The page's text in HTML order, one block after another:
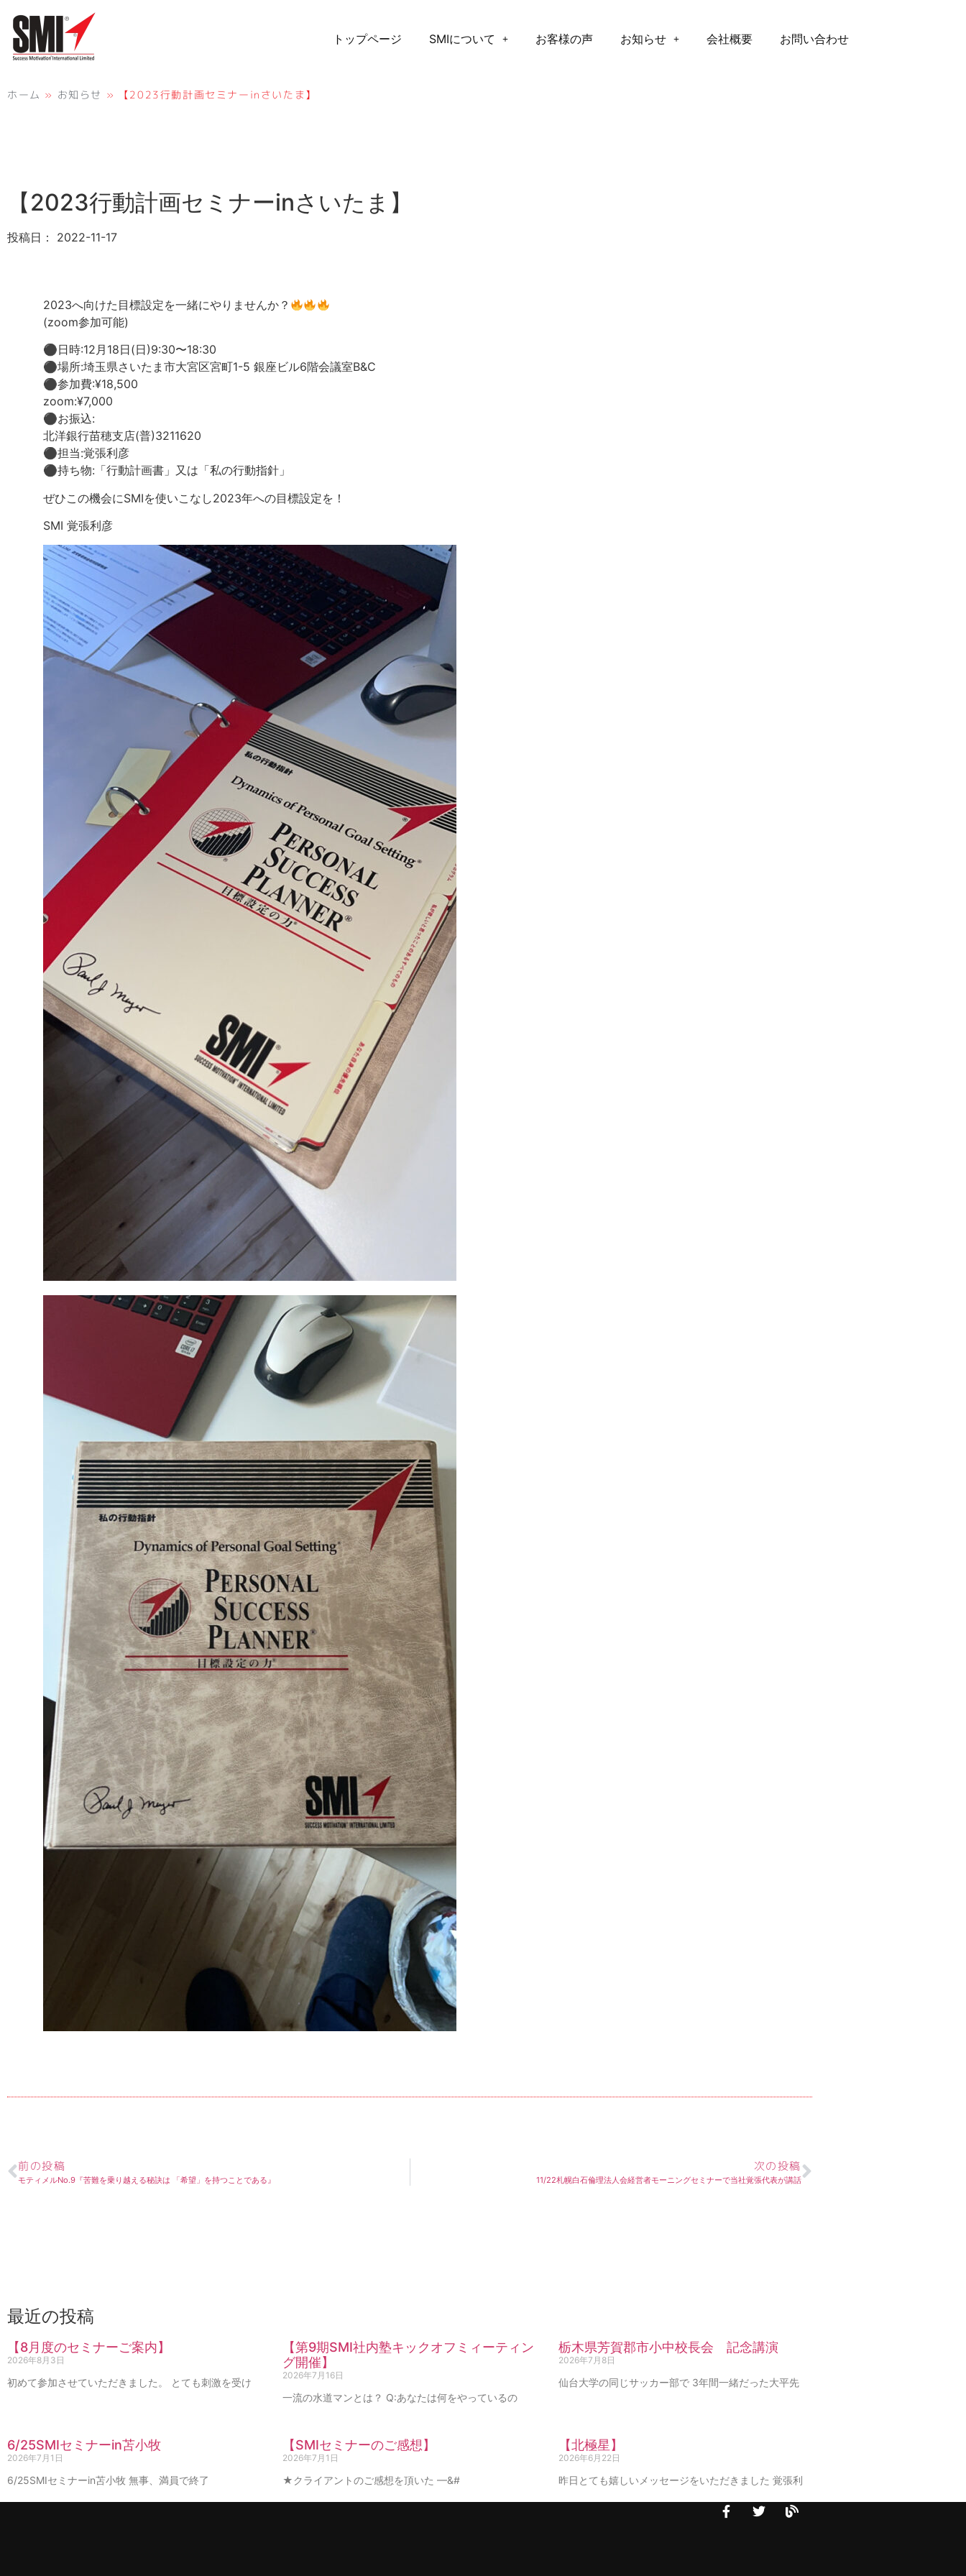
トップページ SMIについて お客様の声 お知らせ 会社概要 お問い合わせ
ホーム » お知らせ » 【2023行動計画セミナーinさいたま】
【2023行動計画セミナーinさいたま】
投稿日： 2022-11-17
2023へ向けた目標設定を一緒にやりませんか？
(zoom参加可能)
⚫︎日時:12月18日(日)9:30〜18:30
⚫︎場所:埼玉県さいたま市大宮区宮町1-5 銀座ビル6階会議室B&C
⚫︎参加費:¥18,500
zoom:¥7,000
⚫︎お振込:
北洋銀行苗穂支店(普)3211620
⚫︎担当:覚張利彦
⚫︎持ち物:「行動計画書」又は「私の行動指針」
ぜひこの機会にSMIを使いこなし2023年への目標設定を！
SMI 覚張利彦
前の投稿
モティメルNo.9『苦難を乗り越える秘訣は 「希望」を持つことである』
次の投稿
11/22札幌白石倫理法人会経営者モーニングセミナーで当社覚張代表が講話
最近の投稿
【8月度のセミナーご案内】
2026年8月3日
初めて参加させていただきました。 とても刺激を受け
【第9期SMI社内塾キックオフミィーティン
グ開催】
2026年7月16日
一流の水道マンとは？ Q:あなたは何をやっているの
栃木県芳賀郡市小中校長会 記念講演
2026年7月8日
仙台大学の同じサッカー部で 3年間一緒だった大平先
6/25SMIセミナーin苫小牧
2026年7月1日
6/25SMIセミナーin苫小牧 無事、満員で終了
【SMIセミナーのご感想】
2026年7月1日
★クライアントのご感想を頂いた —&#
【北極星】
2026年6月22日
昨日とても嬉しいメッセージをいただきました 覚張利